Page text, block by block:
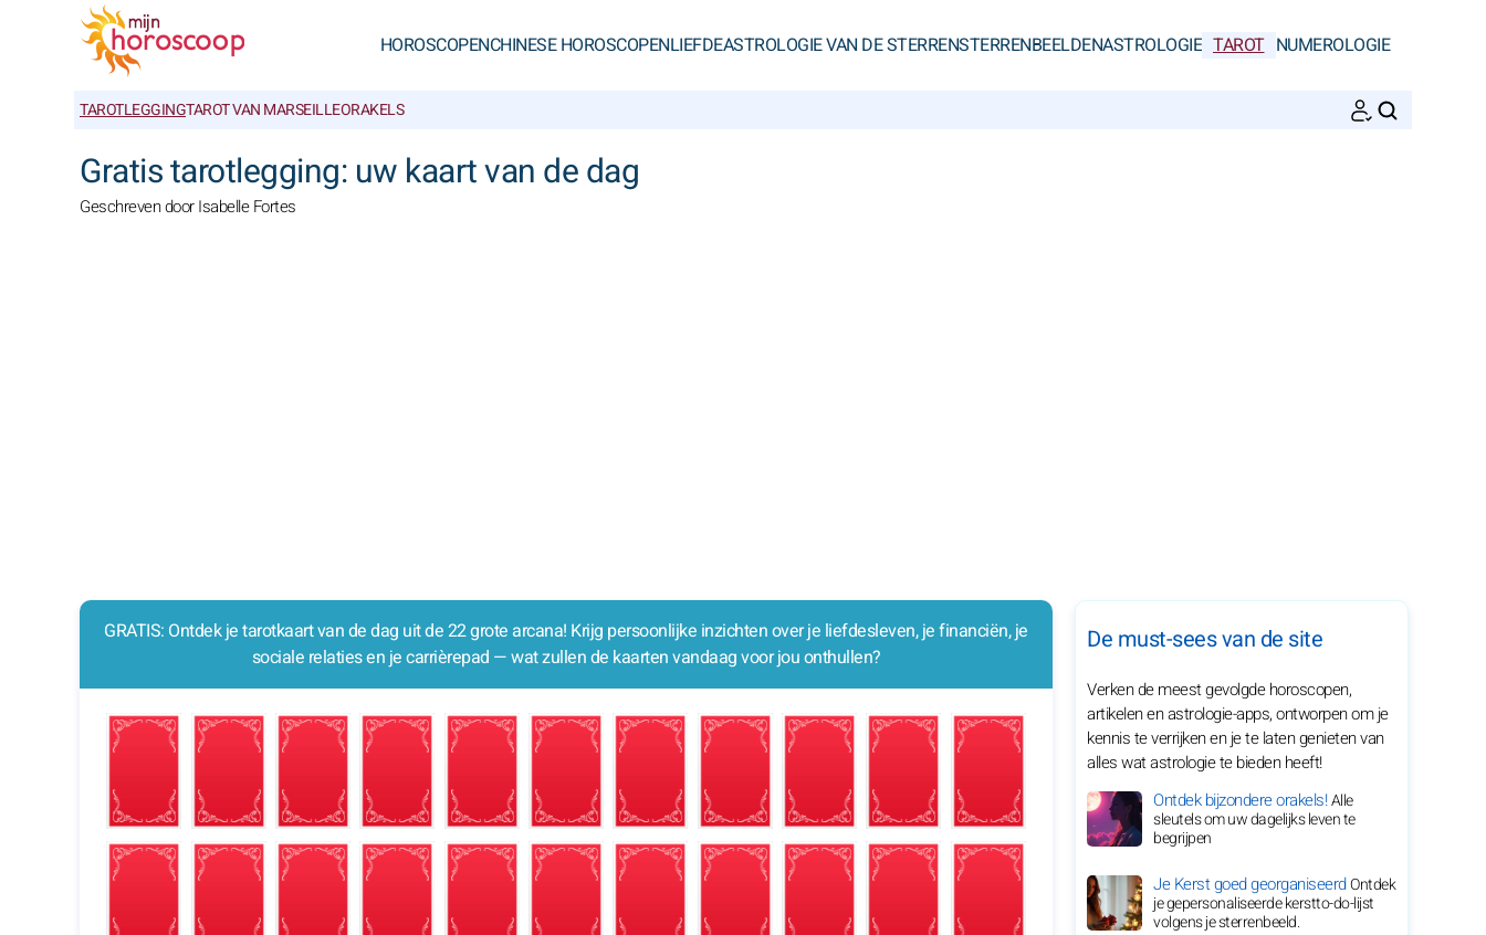
HOROSCOPENCHINESE HOROSCOPENLIEFDEASTROLOGIE VAN DE STERRENSTERRENBEELDENASTROLOGIE TAROT NUMEROLOGIE
TAROTLEGGINGTAROT VAN MARSEILLEORAKELS
Gratis tarotlegging: uw kaart van de dag
Geschreven door Isabelle Fortes
GRATIS: Ontdek je tarotkaart van de dag uit de 22 grote arcana! Krijg persoonlijke inzichten over je liefdesleven, je financiën, je
sociale relaties en je carrièrepad — wat zullen de kaarten vandaag voor jou onthullen?
De must-sees van de site
Verken de meest gevolgde horoscopen,
artikelen en astrologie-apps, ontworpen om je
kennis te verrijken en je te laten genieten van
alles wat astrologie te bieden heeft!
Ontdek bijzondere orakels!Alle
sleutels om uw dagelijks leven te
begrijpen
Je Kerst goed georganiseerdOntdek
je gepersonaliseerde kerstto-do-lijst
volgens je sterrenbeeld.